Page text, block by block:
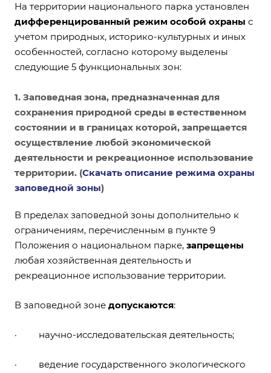
На территории национального парка установлен
дифференцированный режим особой охраны с
учетом природных, историко-культурных и иных
особенностей, согласно которому выделены
следующие 5 функциональных зон:
1. Заповедная зона, предназначенная для
сохранения природной среды в естественном
состоянии и в границах которой, запрещается
осуществление любой экономической
деятельности и рекреационное использование
территории. (Скачать описание режима охраны
заповедной зоны)
В пределах заповедной зоны дополнительно к
ограничениям, перечисленным в пункте 9
Положения о национальном парке, запрещены
любая хозяйственная деятельность и
рекреационное использование территории.
В заповедной зоне допускаются:
· научно-исследовательская деятельность;
· ведение государственного экологического